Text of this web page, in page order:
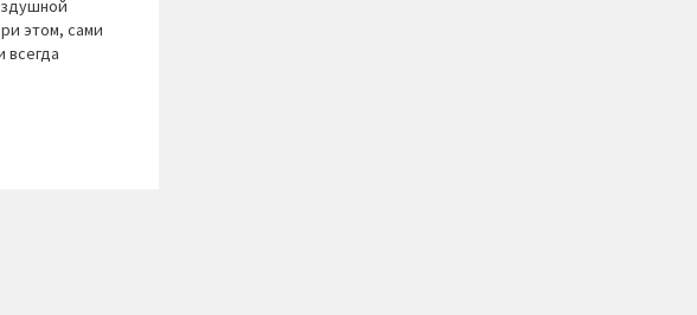
этом, сами
всегда